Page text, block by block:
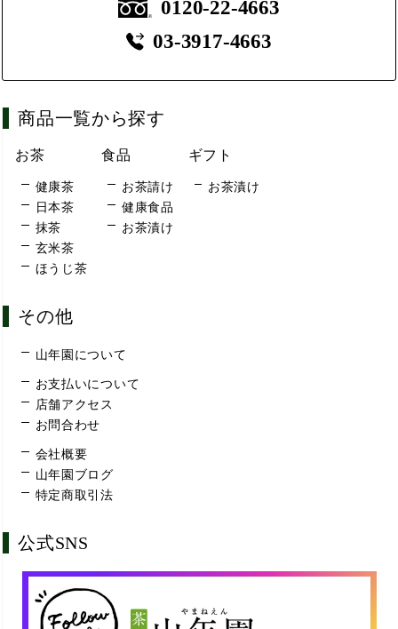
0120-22-4663
03-3917-4663
商品一覧から探す
お茶
健康茶
日本茶
抹茶
玄米茶
ほうじ茶
食品
お茶請け
健康食品
お茶漬け
ギフト
お茶漬け
その他
山年園について
お支払いについて
店舗アクセス
お問合わせ
会社概要
山年園ブログ
特定商取引法
公式SNS